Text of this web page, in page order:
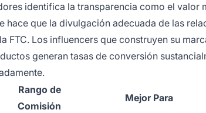
identifica la transparencia como el valor
hace que la divulgación adecuada de las
Los influencers que construyen su
generan tasas de conversión
Rango de
Comisión
Mejor Para